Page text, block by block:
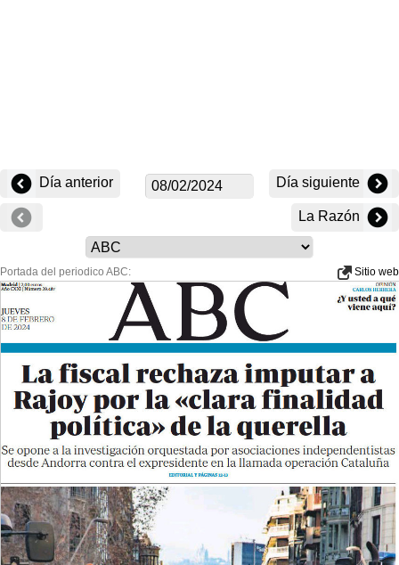
Día anterior Día siguiente
La Razón
Portada del periodico ABC: Sitio web